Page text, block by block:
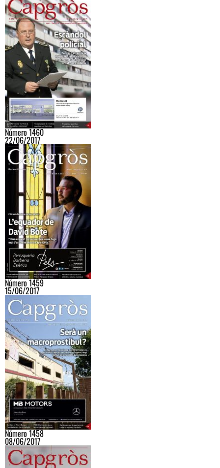
Número 1460
22/06/2017
Número 1459
15/06/2017
Número 1458
08/06/2017